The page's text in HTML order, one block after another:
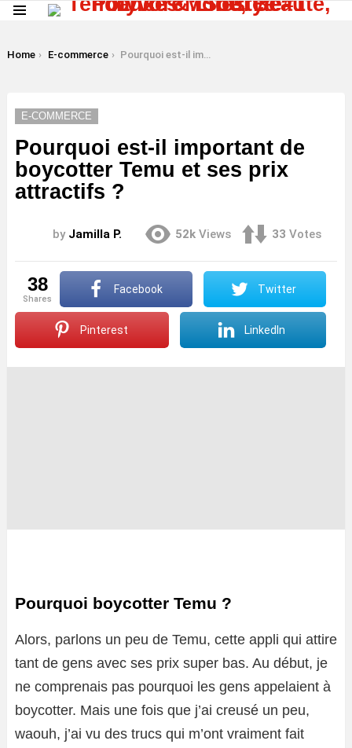
You are here:
Home E-commerce Pourquoi est-il important de boycotter Temu et ses prix attractifs ?
E-COMMERCE
Pourquoi est-il important de
boycotter Temu et ses prix
attractifs ?
by Jamilla P. 52k Views 33 Votes
38
shares
Facebook Twitter
Pinterest LinkedIn
Pourquoi boycotter Temu ?
Alors, parlons un peu de Temu, cette appli qui attire
tant de gens avec ses prix super bas. Au début, je
ne comprenais pas pourquoi les gens appelaient à
boycotter. Mais une fois que j’ai creusé un peu,
waouh, j’ai vu des trucs qui m’ont vraiment fait